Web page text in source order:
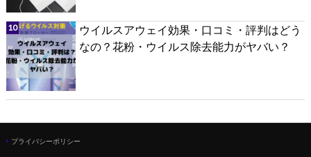
ウイルスアウェイ効果・口コミ・評判はどう
なの？花粉・ウイルス除去能力がヤバい？
プライバシーポリシー